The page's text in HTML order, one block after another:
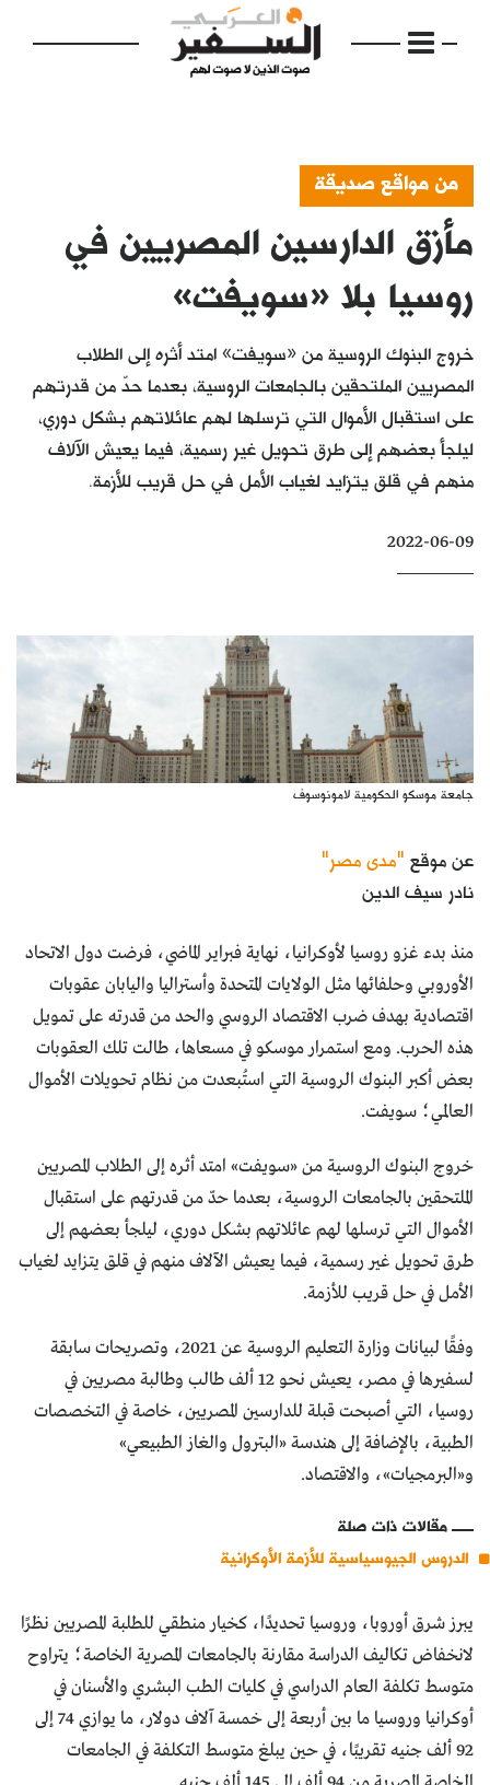
الرئيسية
فكرة
دفاتر
بالصورة
من مواقع صديقة
مأزق الدارسين المصريين في
روسيا بلا «سويفت»
خروج البنوك الروسية من «سويفت» امتد أثره إلى الطلاب
المصريين الملتحقين بالجامعات الروسية، بعدما حدّ من قدرتهم
على استقبال الأموال التي ترسلها لهم عائلاتهم بشكل دوري،
ليلجأ بعضهم إلى طرق تحويل غير رسمية، فيما يعيش اﻵلاف
منهم في قلق يتزايد لغياب اﻷمل في حل قريب للأزمة.
2022-06-09
جامعة موسكو الحكومية لامونوسوف
عن موقع "مدى مصر"
نادر سيف الدين
منذ بدء غزو روسيا لأوكرانيا، نهاية فبراير الماضي، فرضت دول الاتحاد
الأوروبي وحلفائها مثل الولايات المتحدة وأستراليا واليابان عقوبات
اقتصادية بهدف ضرب الاقتصاد الروسي والحد من قدرته على تمويل
هذه الحرب. ومع استمرار موسكو في مسعاها، طالت تلك العقوبات
بعض أكبر البنوك الروسية التي استُبعدت من نظام تحويلات اﻷموال
العالمي؛ سويفت.
خروج البنوك الروسية من «سويفت» امتد أثره إلى الطلاب المصريين
الملتحقين بالجامعات الروسية، بعدما حدّ من قدرتهم على استقبال
الأموال التي ترسلها لهم عائلاتهم بشكل دوري، ليلجأ بعضهم إلى
طرق تحويل غير رسمية، فيما يعيش اﻵلاف منهم في قلق يتزايد لغياب
اﻷمل في حل قريب للأزمة.
وفقًا لبيانات وزارة التعليم الروسية عن 2021، وتصريحات سابقة
لسفيرها في مصر، يعيش نحو 12 ألف طالب وطالبة مصريين في
روسيا، التي أصبحت قبلة للدارسين المصريين، خاصة في التخصصات
الطبية، بالإضافة إلى هندسة «البترول والغاز الطبيعي»
و«البرمجيات»، والاقتصاد.
مقالات ذات صلة
الدروس الجيوسياسية للأزمة الأوكرانية
يبرز شرق أوروبا، وروسيا تحديدًا، كخيار منطقي للطلبة المصريين نظرًا
لانخفاض تكاليف الدراسة مقارنة بالجامعات المصرية الخاصة؛ يتراوح
متوسط تكلفة العام الدراسي في كليات الطب البشري والأسنان في
أوكرانيا وروسيا ما بين أربعة إلى خمسة آلاف دولار، ما يوازي 74 إلى
92 ألف جنيه تقريبًا، في حين يبلغ متوسط التكلفة في الجامعات